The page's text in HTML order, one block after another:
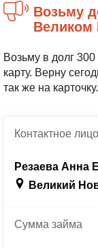
Возьму деньги в долг 300 рубликов в
Великом
Возьму в долг
карту. Верну
так же на карточку.
Контактноелицо
Резаева Анна
Великий
Суммазайма